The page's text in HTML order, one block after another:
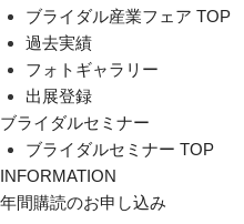
ブライダル産業フェア TOP
過去実績
フォトギャラリー
出展登録
ブライダルセミナー
ブライダルセミナー TOP
INFORMATION
年間購読のお申し込み